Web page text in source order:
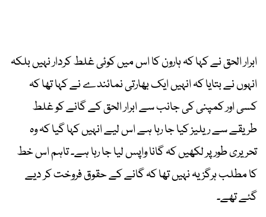
ابرار الحق نے کہا کہ ہارون کا اس میں کوئی غلط کردار نہیں بلکہ
انہوں نے بتایا کہ انہیں ایک بھارتی نمائندے نے کہا تھا کہ
کسی اور کمپنی کی جانب سے ابرار الحق کے گانے کو غلط
طریقے سے ریلیز کیا جا رہا ہے اس لیے انہیں کہا گیا کہ وہ
تحریری طور پر لکھیں کہ گانا واپس لیا جا رہا ہے۔ تاہم اس خط
کا مطلب ہرگز یہ نہیں تھا کہ گانے کے حقوق فروخت کر دیے
گئے تھے۔